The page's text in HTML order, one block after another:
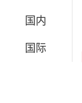
国内
国际